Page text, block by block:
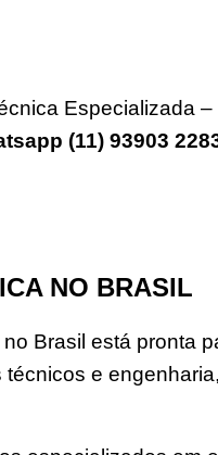
Especializada –
(11) 93903
NO BRASIL
Brasil está pronta
e